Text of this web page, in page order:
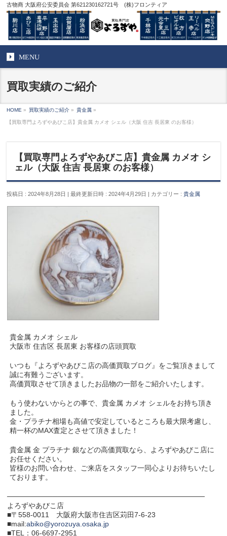
古物商 大阪府公安委員会 第621230162721号 (株)フロンティア
MENU
買取実績のご紹介
HOME » 買取実績のご紹介 » 貴金属 »
【買取専門よろずやあびこ店】貴金属 カメオ シェル（大阪 住吉 長居東 のお客様）
【買取専門よろずやあびこ店】貴金属 カメオ シ
ェル（大阪 住吉 長居東 のお客様）
投稿日 : 2024年8月28日 最終更新日時 : 2024年4月29日 カテゴリー :貴金属
貴金属 カメオ シェル
大阪市 住吉区 長居東 お客様の店頭買取
いつも『よろずやあびこ店の高価買取ブログ』をご覧頂きまして
誠に有難うございます。
高価買取させて頂きましたお品物の一部をご紹介いたします。
もう使わないからとの事で、貴金属 カメオ シェルをお持ち頂き
ました。
金・プラチナ相場も高値で安定しているところも最大限考慮し、
精一杯のMAX査定とさせて頂きました！
貴金属 金 プラチナ 銀などの高価買取なら、よろずやあびこ店に
お任せください。
皆様のお問い合わせ、ご来店をスタッフ一同心よりお待ちいたし
ております。
───────────────────────────────────────
よろずやあびこ店
■〒558-0011 大阪府大阪市住吉区苅田7-6-23
■mail:abiko@yorozuya.osaka.jp
■TEL：06-6697-2951